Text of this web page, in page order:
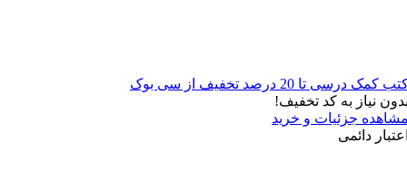
کمک درسی تا 20 درصد تخفیف از سی بوک
نیاز به کد تخفیف!
جزئیات و خرید
دائمی